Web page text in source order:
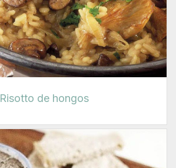
Risotto de hongos